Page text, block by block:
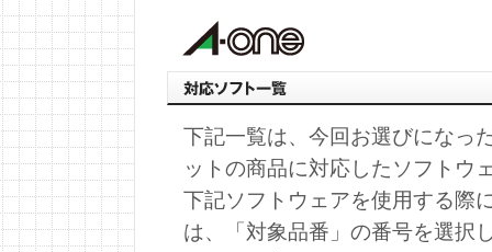
下記一覧は、今回お選びになっ
ットの商品に対応したソフトウ
下記ソフトウェアを使用する際
は、「対象品番」の番号を選択